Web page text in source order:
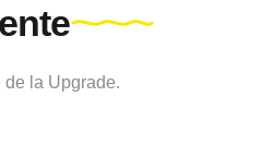
la Upgrade.